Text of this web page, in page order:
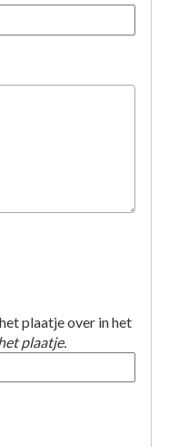
plaatje over in het
plaatje.